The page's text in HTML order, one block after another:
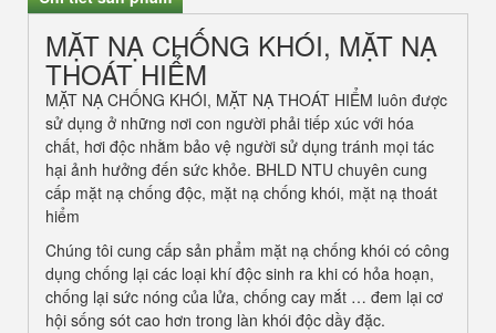
MẶT NẠ CHỐNG KHÓI, MẶT NẠ
THOÁT HIỂM
MẶT NẠ CHỐNG KHÓI, MẶT NẠ THOÁT HIỂM luôn được
sử dụng ở những nơi con người phải tiếp xúc với hóa
chất, hơi độc nhằm bảo vệ người sử dụng tránh mọi tác
hại ảnh hưởng đến sức khỏe. BHLD NTU chuyên cung
cấp mặt nạ chống độc, mặt nạ chống khói, mặt nạ thoát
hiểm
Chúng tôi cung cấp sản phẩm mặt nạ chống khói có công
dụng chống lại các loại khí độc sinh ra khi có hỏa hoạn,
chống lại sức nóng của lửa, chống cay mắt … đem lại cơ
hội sống sót cao hơn trong làn khói độc dầy đặc.